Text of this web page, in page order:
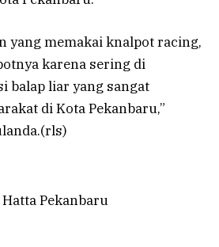
yang memakai knalpot racing,
karena sering di
balap liar yang sangat
di Kota Pekanbaru,”